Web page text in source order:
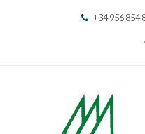
+34 956 854